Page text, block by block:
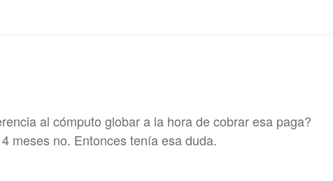
al cómputo globar a la hora de cobrar esa paga?
meses no. Entonces tenía esa duda.